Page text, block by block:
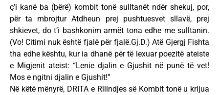
ç’i kanë ba (bërë) kombit tonë sulltanët ndër shekuj, por,
për ta mbrojtur Atdheun prej pushtuesvet sllavë, prej
shkievet, do t’i bashkonim armët tona edhe me sulltanin.
(Vo! Citimi nuk është fjalë për fjalë.Gj.D.) Atë Gjergj Fishta
tha edhe kështu, kur ia dhanë për të lexuar poezitë ateiste
e Migjenit ateist: “Lenie djalin e Gjushit në punë të vet!
Mos e ngitni djalin e Gjushit!”
Në këtë mënyrë, DRITA e Rilindjes së Kombit tonë u krijua